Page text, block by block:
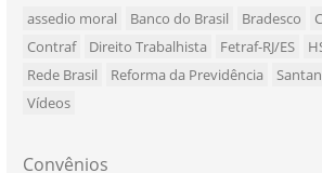
assedio moral Banco do Brasil Bradesco
Contraf
Direito Trabalhista Fetraf-RJ/ES
Rede Brasil
Reforma da Previdência
Vídeos
Convênios